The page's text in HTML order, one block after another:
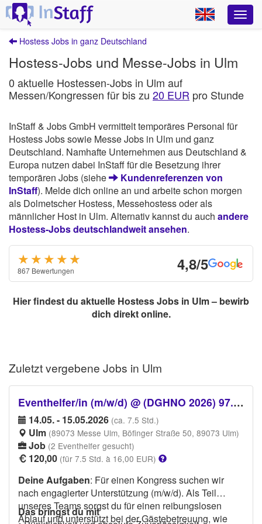
Hostess Jobs in ganz Deutschland
Hostess-Jobs und Messe-Jobs in Ulm
0 aktuelle Hostessen-Jobs in Ulm auf
Messen/Kongressen für bis zu 20 EUR pro Stunde
InStaff & Jobs GmbH vermittelt temporäres Personal für
Hostess Jobs sowie Messe Jobs in Ulm und ganz
Deutschland. Namhafte Unternehmen aus Deutschland &
Europa nutzen dabei InStaff für die Besetzung ihrer
temporären Jobs (siehe
Kundenreferenzen von
InStaff). Melde dich online an und arbeite schon morgen
als Dolmetscher Hostess, Messehostess oder als
männlicher Host in Ulm. Alternativ kannst du auch andere
Hostess-Jobs deutschlandweit ansehen.
★★★★★
★
867 Bewertungen 4,8/5
Hier findest du aktuelle Hostess Jobs in Ulm – bewirb
dich direkt online.
Zuletzt vergebene Jobs in Ulm
Eventhelfer/in (m/w/d) @ (DGHNO 2026) 97. Jahresversammlung der Deutschen Gesellschaft für Hals-Nasen-Ohren-Heilkunde, Kopf- und Hals-Chirurgie e. V.
14.05. - 15.05.2026 (ca. 7.5 Std.)
Ulm (89073 Messe Ulm, Böfinger Straße 50, 89073 Ulm)
Job (2 Eventhelfer gesucht)
120,00 (für 7.5 Std. à 16,00 EUR)
Deine Aufgaben: Für einen Kongress suchen wir
nach engagierter Unterstützung (m/w/d). Als Teil
unseres Teams sorgst du für einen reibungslosen
Ablauf und unterstützt bei der Gästebetreuung, wie
Das bringst du mit